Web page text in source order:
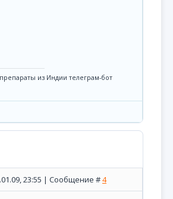
из Индии телеграм-бот
23:55 | Сообщение #4